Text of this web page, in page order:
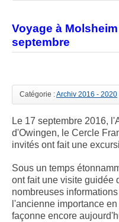
Voyage à
septembre
Catégorie :Archiv 2016 - 2020
Le 17 septembre 2016,
d'Owingen, le Cercle
invités ont fait une
Sous un temps
ont fait une visite guidée
nombreuses
l'ancienne importance
façonne encore